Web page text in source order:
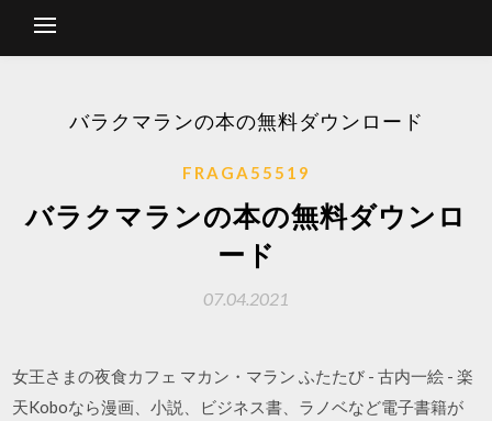
バラクマランの本の無料ダウンロード
FRAGA55519
バラクマランの本の無料ダウンロ
ード
07.04.2021
女王さまの夜食カフェ マカン・マラン ふたたび - 古内一絵 - 楽
天Koboなら漫画、小説、ビジネス書、ラノベなど電子書籍が